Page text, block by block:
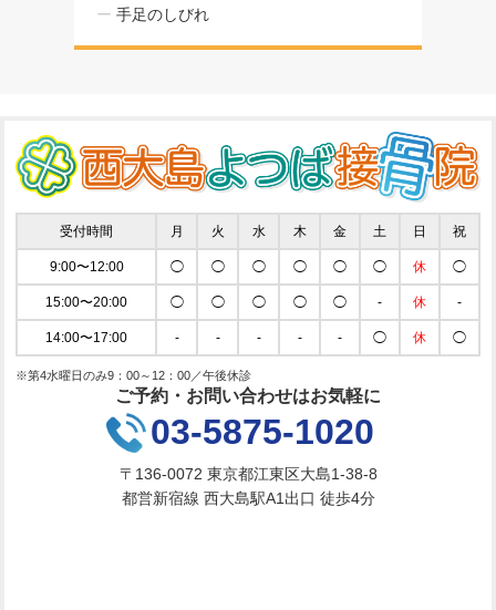
手足のしびれ
受付時間 月 火 水 木 金 土 日 祝
9:00〜12:00 ◯ ◯ ◯ ◯ ◯ ◯ 休 ◯
15:00〜20:00 ◯ ◯ ◯ ◯ ◯ - 休 -
14:00〜17:00 - - - - - ◯ 休 ◯
※第4水曜日のみ9：00～12：00／午後休診
ご予約・お問い合わせはお気軽に
03-5875-1020
〒136-0072 東京都江東区大島1-38-8
都営新宿線 西大島駅A1出口 徒歩4分